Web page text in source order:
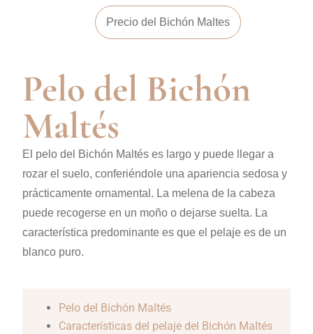
Precio del Bichón Maltes
Pelo del Bichón
Maltés
El pelo del Bichón Maltés es largo y puede llegar a
rozar el suelo, conferiéndole una apariencia sedosa y
prácticamente ornamental. La melena de la cabeza
puede recogerse en un moño o dejarse suelta. La
característica predominante es que el pelaje es de un
blanco puro.
Pelo del Bichón Maltés
Características del pelaje del Bichón Maltés